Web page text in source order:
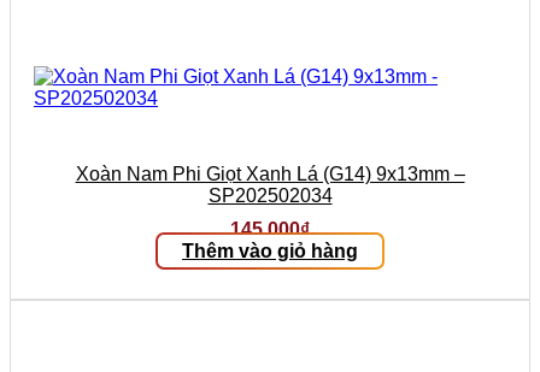
Xoàn Nam Phi Giọt Xanh Lá (G14) 9x13mm –
SP202502034
145.000₫
Thêm vào giỏ hàng